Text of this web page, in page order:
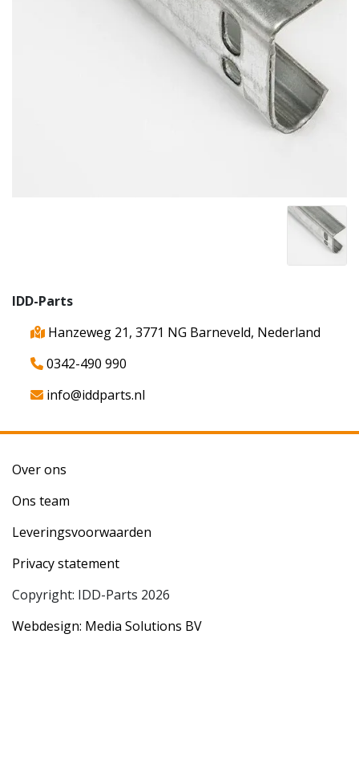
IDD-Parts
Hanzeweg 21, 3771 NG Barneveld, Nederland
0342-490 990
info@iddparts.nl
Over ons
Ons team
Leveringsvoorwaarden
Privacy statement
Copyright: IDD-Parts 2026
Webdesign: Media Solutions BV